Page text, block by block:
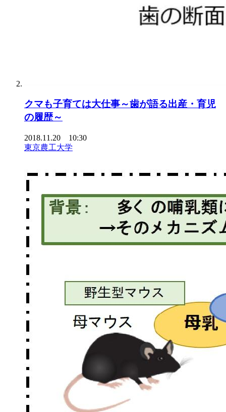
クマも子育ては大仕事～歯が語る出産・育児
の履歴～
2018.11.20 10:30
東京農工大学